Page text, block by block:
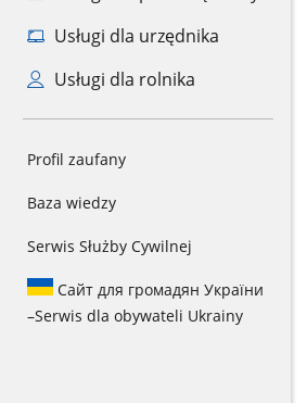
Usługi dla urzędnika
Usługi dla rolnika
Profil zaufany
Baza wiedzy
Serwis Służby Cywilnej
Сайт для громадян України
–Serwis dla obywateli Ukrainy